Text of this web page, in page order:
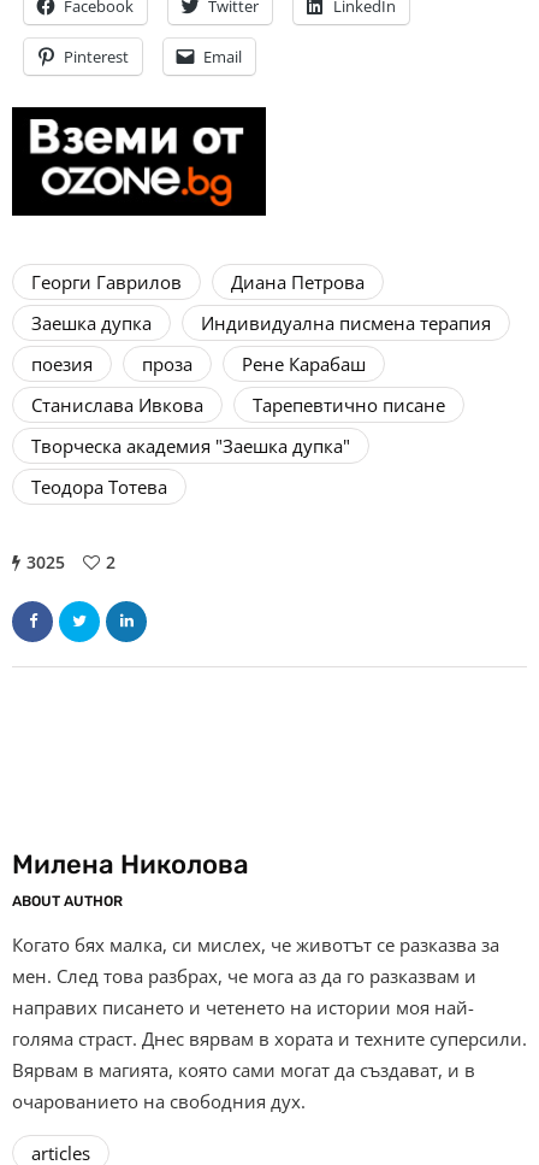
Facebook Twitter LinkedIn
Pinterest Email
Георги Гаврилов
Диана Петрова
Заешка дупка
Индивидуална писмена терапия
поезия
проза
Рене Карабаш
Станислава Ивкова
Тарепевтично писане
Творческа академия "Заешка дупка"
Теодора Тотева
3025 2
Милена Николова
ABOUT AUTHOR
Когато бях малка, си мислех, че животът се разказва за
мен. След това разбрах, че мога аз да го разказвам и
направих писането и четенето на истории моя най-
голяма страст. Днес вярвам в хората и техните суперсили.
Вярвам в магията, която сами могат да създават, и в
очарованието на свободния дух.
articles